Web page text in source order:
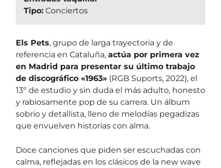
Tipo: Conciertos
Els Pets, grupo de larga trayectoria y de
referencia en Cataluña, actúa por primera vez
en Madrid para presentar su último trabajo
de discográfico «1963» (RGB Suports, 2022), el
13º de estudio y sin duda el más adulto, honesto
y rabiosamente pop de su carrera. Un álbum
sobrio y detallista, lleno de melodías pegadizas
que envuelven historias con alma.
Doce canciones que piden ser escuchadas con
calma, reflejadas en los clásicos de la new wave